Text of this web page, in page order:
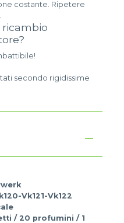
costante. Ripetere
ricambio
secondo rigidissime
Vk121-Vk122
/ 20 profumini / 1